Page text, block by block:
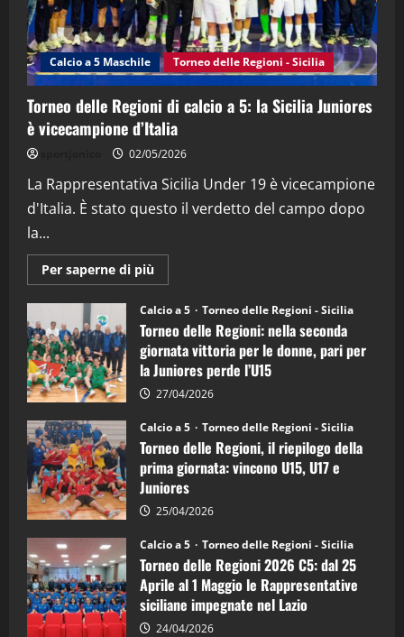
4
"SportEmpire" in Podcast Sport News
“SportEmpire” in Podcast: 27^ Puntata
(Martedi 14 Aprile 2026)
15/04/2026
"SportEmpire" in Podcast
“SportEmpire” in Podcast: 26^ Puntata
08/04/2026
Calcio a 5 Maschile Torneo delle Regioni - Sicilia
Torneo delle Regioni di calcio a 5: la Sicilia Juniores
è vicecampione d’Italia
02/05/2026
La Rappresentativa Sicilia Under 19 è vicecampione
d'Italia. È stato questo il verdetto del campo dopo
la...
Per saperne di più
informazioni
Torneo
delle
Regioni
di
calcio
a
5:
la
Juniores
è
vicecampione
d’Italia
Calcio a 5 Torneo delle Regioni - Sicilia
Torneo delle Regioni: nella seconda
giornata vittoria per le donne, pari per
la Juniores perde l’U15
27/04/2026
Calcio a 5 Torneo delle Regioni - Sicilia
Torneo delle Regioni, il riepilogo della
prima giornata: vincono U15, U17 e
Juniores
25/04/2026
Calcio a 5 Torneo delle Regioni - Sicilia
Torneo delle Regioni 2026 C5: dal 25
Aprile al 1 Maggio le Rappresentative
siciliane impegnate nel Lazio
24/04/2026